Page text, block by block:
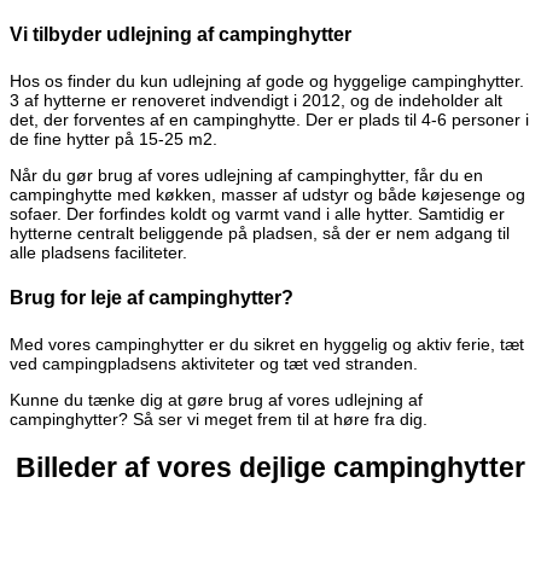
Vi tilbyder udlejning af campinghytter
Hos os finder du kun udlejning af gode og hyggelige campinghytter.
3 af hytterne er renoveret indvendigt i 2012, og de indeholder alt
det, der forventes af en campinghytte. Der er plads til 4-6 personer i
de fine hytter på 15-25 m2.
Når du gør brug af vores udlejning af campinghytter, får du en
campinghytte med køkken, masser af udstyr og både køjesenge og
sofaer. Der forfindes koldt og varmt vand i alle hytter. Samtidig er
hytterne centralt beliggende på pladsen, så der er nem adgang til
alle pladsens faciliteter.
Brug for leje af campinghytter?
Med vores campinghytter er du sikret en hyggelig og aktiv ferie, tæt
ved campingpladsens aktiviteter og tæt ved stranden.
Kunne du tænke dig at gøre brug af vores udlejning af
campinghytter? Så ser vi meget frem til at høre fra dig.
Billeder af vores dejlige campinghytter